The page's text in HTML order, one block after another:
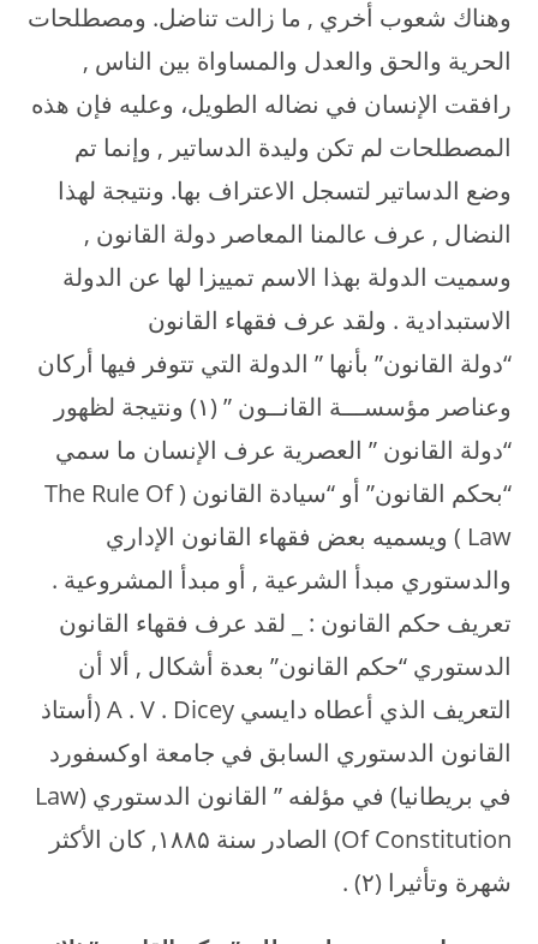
وهناك شعوب أخري , ما زالت تناضل. ومصطلحات
الحرية والحق والعدل والمساواة بين الناس ,
رافقت الإنسان في نضاله الطويل، وعليه فإن هذه
المصطلحات لم تكن وليدة الدساتير , وإنما تم
وضع الدساتير لتسجل الاعتراف بها. ونتيجة لهذا
النضال , عرف عالمنا المعاصر دولة القانون ,
وسميت الدولة بهذا الاسم تمييزا لها عن الدولة
الاستبدادية . ولقد عرف فقهاء القانون
“دولة القانون” بأنها ” الدولة التي تتوفر فيها أركان
وعناصر مؤسســـة القانــون ” (۱) ونتيجة لظهور
“دولة القانون ” العصرية عرف الإنسان ما سمي
“بحكم القانون” أو “سيادة القانون ( The Rule Of
Law ) ويسميه بعض فقهاء القانون الإداري
والدستوري مبدأ الشرعية , أو مبدأ المشروعية .
تعريف حكم القانون : _ لقد عرف فقهاء القانون
الدستوري “حكم القانون” بعدة أشكال , ألا أن
التعريف الذي أعطاه دايسي A . V . Dicey (أستاذ
القانون الدستوري السابق في جامعة اوكسفورد
في بريطانيا) في مؤلفه ” القانون الدستوري (Law
Of Constitution) الصادر سنة ۱۸۸۵, كان الأكثر
شهرة وتأثيرا (۲) .